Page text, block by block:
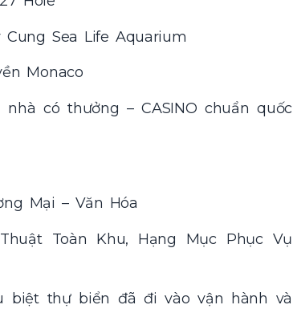
Sea Life Aquarium
Monaco
có thưởng – CASINO chuẩn quốc
Mại – Văn Hóa
Toàn Khu, Hạng Mục Phục Vụ
biệt thự biển đã đi vào vận hành và